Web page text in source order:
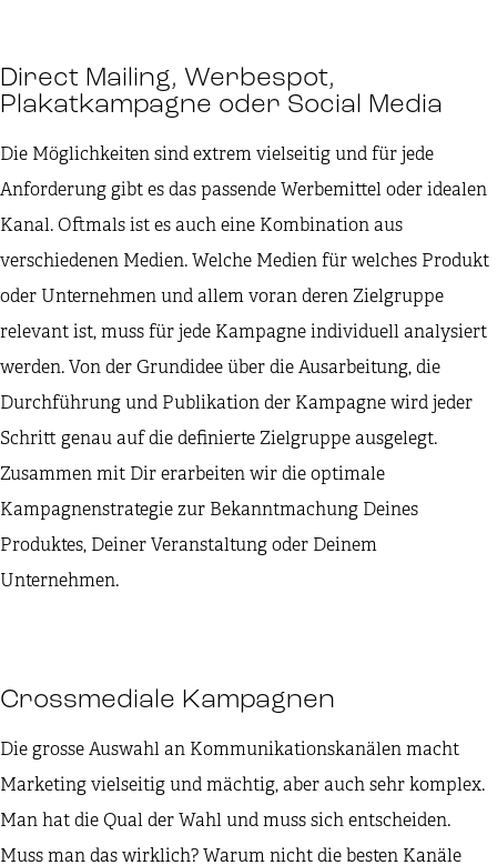
Direct Mailing, Werbespot,
Plakatkampagne oder Social Media
Die Möglichkeiten sind extrem vielseitig und für jede
Anforderung gibt es das passende Werbemittel oder idealen
Kanal. Oftmals ist es auch eine Kombination aus
verschiedenen Medien. Welche Medien für welches Produkt
oder Unternehmen und allem voran deren Zielgruppe
relevant ist, muss für jede Kampagne individuell analysiert
werden. Von der Grundidee über die Ausarbeitung, die
Durchführung und Publikation der Kampagne wird jeder
Schritt genau auf die definierte Zielgruppe ausgelegt.
Zusammen mit Dir erarbeiten wir die optimale
Kampagnenstrategie zur Bekanntmachung Deines
Produktes, Deiner Veranstaltung oder Deinem
Unternehmen.
Crossmediale Kampagnen
Die grosse Auswahl an Kommunikationskanälen macht
Marketing vielseitig und mächtig, aber auch sehr komplex.
Man hat die Qual der Wahl und muss sich entscheiden.
Muss man das wirklich? Warum nicht die besten Kanäle